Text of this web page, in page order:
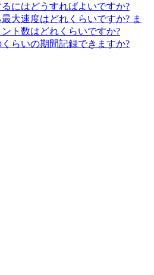
にはどうすればよいですか?
大速度はどれくらいですか? ま
ト数はどれくらいですか?
らいの期間記録できますか?